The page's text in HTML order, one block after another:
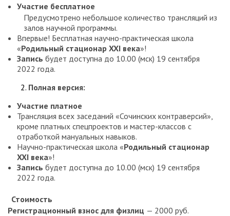
Участие бесплатное
Предусмотрено небольшое количество трансляций из
залов научной программы.
Впервые! Бесплатная научно-практическая школа
«Родильный стационар XXI века»!
Запись будет доступна до 10.00 (мск) 19 сентября
2022 года.
Полная версия:
Участие платное
Трансляция всех заседаний «Сочинских контраверсий»,
кроме платных спецпроектов и мастер-классов с
отработкой мануальных навыков.
Научно-практическая школа «Родильный стационар
XXI века»!
Запись будет доступна до 10.00 (мск) 19 сентября
2022 года.
Стоимость
Регистрационный взнос для физлиц — 2000 руб.